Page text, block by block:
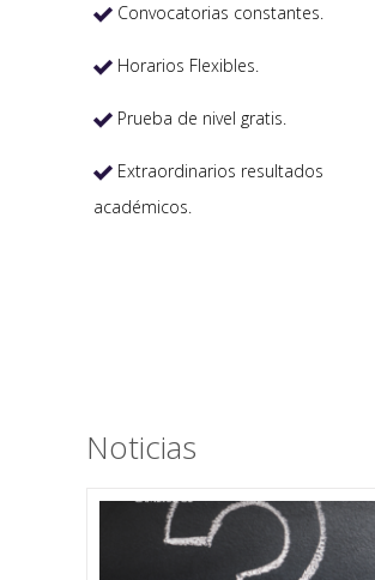
 Convocatorias constantes.
 Horarios Flexibles.
 Prueba de nivel gratis.
 Extraordinarios resultados
académicos.
Noticias